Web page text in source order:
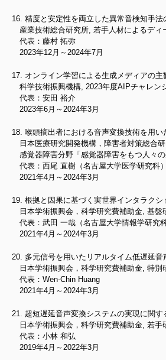
精度と安定性を両立した異常音検知手法
産業技術総合研究所, 若手人材によるディ
代表：藤村 拓弥
2023年12月～2024年7月
オンライン学習による生成メディアの主
科学技術振興機構, 2023年度AIPチャレン
代表：安田 裕介
2023年6月～2024年3月
喉頭摘出者における音声変換技術を用
日本医療研究開発機構，障害者対策総合
感覚器障害分野「感覚器障害をもつ人々
代表：西尾 直樹（名古屋大学医学研究科
2021年4月～2024年3月
根拠と因果に基づく実世界インタラク
日本学術振興会，科学研究費補助金, 基盤
代表：武田 一哉（名古屋大学情報学研究
2021年4月～2024年3月
多元信号を用いたリアルタイム低遅延
日本学術振興会，科学研究費補助金, 特別
代表：Wen-Chin Huang
2021年4月～2024年3月
超短遅延音声変換システムの実現に関す
日本学術振興会，科学研究費補助金, 若手
代表：小林 和弘
2019年4月～2022年3月